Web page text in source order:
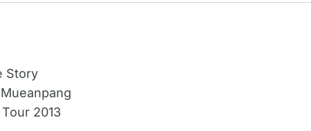
Story
2013